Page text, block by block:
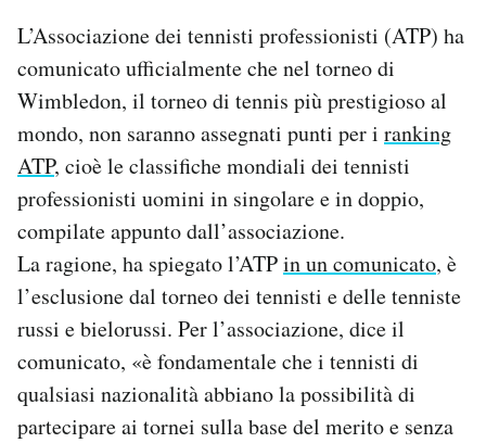
AREA PERSONALE
Area Personale
Newsletter
Notifiche mobile
Regala il Post
Hai bisogno di aiuto?
L’Associazione dei tennisti professionisti (ATP) ha
comunicato ufficialmente che nel torneo di
Wimbledon, il torneo di tennis più prestigioso al
mondo, non saranno assegnati punti per i ranking
ATP, cioè le classifiche mondiali dei tennisti
professionisti uomini in singolare e in doppio,
compilate appunto dall’associazione.
La ragione, ha spiegato l’ATPin un comunicato, è
l’esclusione dal torneo dei tennisti e delle tenniste
russi e bielorussi. Per l’associazione, dice il
comunicato, «è fondamentale che i tennisti di
qualsiasi nazionalità abbiano la possibilità di
partecipare ai tornei sulla base del merito e senza